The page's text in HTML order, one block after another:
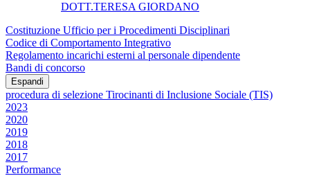
DOTT.TERESA GIORDANO
Costituzione Ufficio per i Procedimenti Disciplinari
Codice di Comportamento Integrativo
Regolamento incarichi esterni al personale dipendente
Bandi di concorso
Espandi
procedura di selezione Tirocinanti di Inclusione Sociale (TIS)
2023
2020
2019
2018
2017
Performance